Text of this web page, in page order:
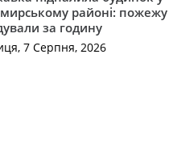
районі: пожежу
за годину
7 Серпня, 2026